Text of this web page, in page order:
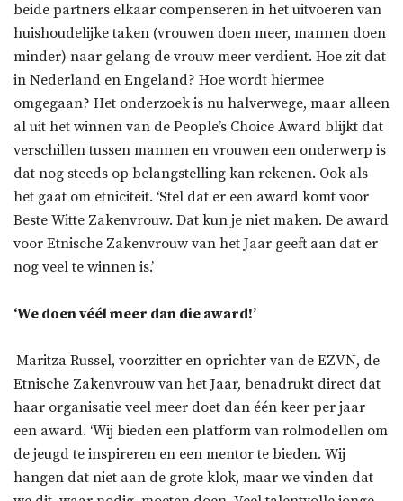
beide partners elkaar compenseren in het uitvoeren van
huishoudelijke taken (vrouwen doen meer, mannen doen
minder) naar gelang de vrouw meer verdient. Hoe zit dat
in Nederland en Engeland? Hoe wordt hiermee
omgegaan? Het onderzoek is nu halverwege, maar alleen
al uit het winnen van de People’s Choice Award blijkt dat
verschillen tussen mannen en vrouwen een onderwerp is
dat nog steeds op belangstelling kan rekenen. Ook als
het gaat om etniciteit. ‘Stel dat er een award komt voor
Beste Witte Zakenvrouw. Dat kun je niet maken. De award
voor Etnische Zakenvrouw van het Jaar geeft aan dat er
nog veel te winnen is.’
‘We doen véél meer dan die award!’
Maritza Russel, voorzitter en oprichter van de EZVN, de
Etnische Zakenvrouw van het Jaar, benadrukt direct dat
haar organisatie veel meer doet dan één keer per jaar
een award. ‘Wij bieden een platform van rolmodellen om
de jeugd te inspireren en een mentor te bieden. Wij
hangen dat niet aan de grote klok, maar we vinden dat